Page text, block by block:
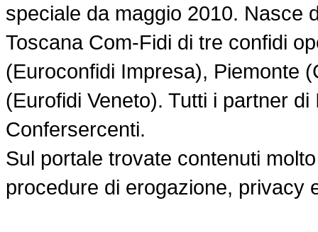
speciale da maggio 2010. Nasce
Toscana Com-Fidi di tre confidi
(Euroconfidi Impresa), Piemonte
(Eurofidi Veneto). Tutti i partner
Confersercenti.
Sul portale trovate contenuti
procedure di erogazione, privacy